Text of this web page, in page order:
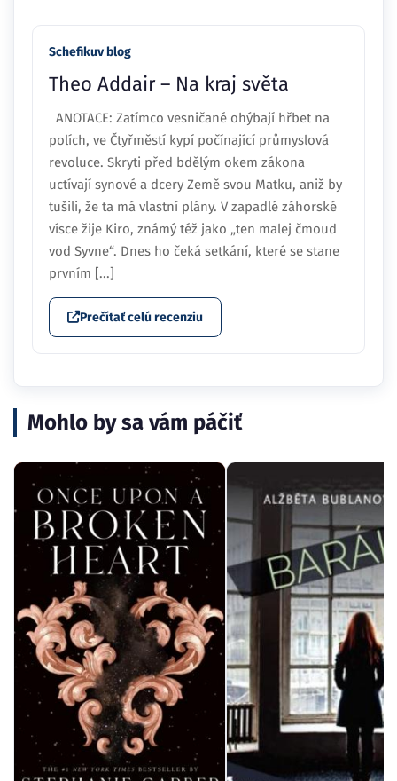
Schefikuv blog
Theo Addair – Na kraj světa
ANOTACE: Zatímco vesničané ohýbají hřbet na
polích, ve Čtyřměstí kypí počínající průmyslová
revoluce. Skryti před bdělým okem zákona
uctívají synové a dcery Země svou Matku, aniž by
tušili, že ta má vlastní plány. V zapadlé záhorské
vísce žije Kiro, známý též jako „ten malej čmoud
vod Syvne“. Dnes ho čeká setkání, které se stane
prvním [...]
Prečítať celú recenziu
Mohlo by sa vám páčiť